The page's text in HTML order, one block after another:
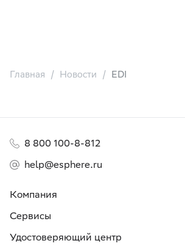
Главная Новости EDI
Компания
Сервисы
Удостоверяющий центр
8 800 100-8-812
help@esphere.ru